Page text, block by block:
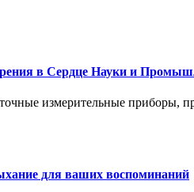
в Сердце Науки и
измерительные приборы,
для ваших воспоминаний